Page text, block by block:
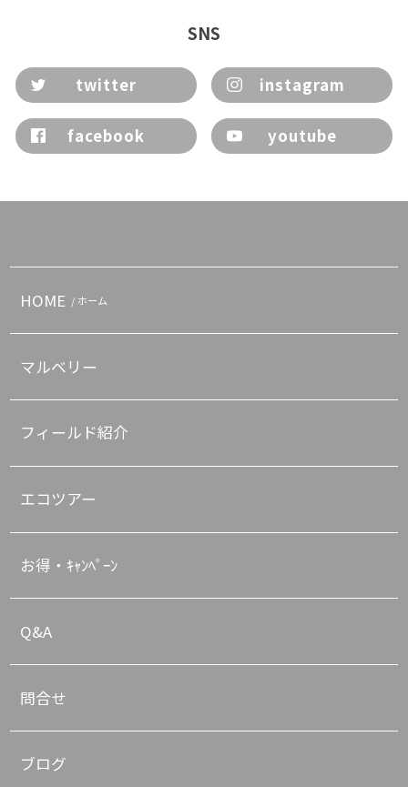
SNS
twitter instagram
facebook youtube
HOME / ホーム
マルベリー
フィールド紹介
エコツアー
お得・ｷｬﾝﾍﾟｰﾝ
Q&A
問合せ
ブログ